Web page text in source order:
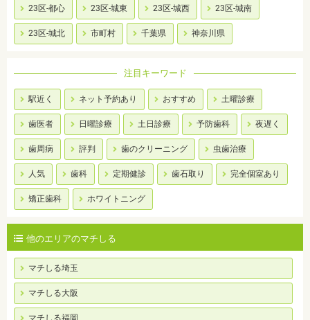
23区-都心 23区-城東 23区-城西 23区-城南
23区-城北 市町村 千葉県 神奈川県
注目キーワード
駅近く ネット予約あり おすすめ 土曜診療
歯医者 日曜診療 土日診療 予防歯科 夜遅く
歯周病 評判 歯のクリーニング 虫歯治療
人気 歯科 定期健診 歯石取り 完全個室あり
矯正歯科 ホワイトニング
他のエリアのマチしる
マチしる埼玉
マチしる大阪
マチしる福岡